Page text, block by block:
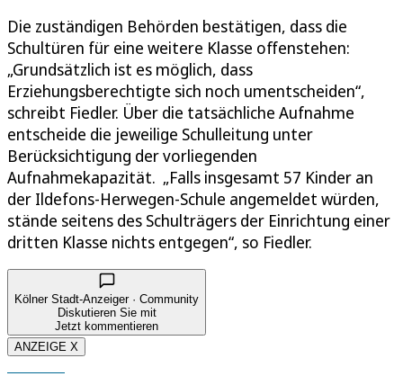
Die zuständigen Behörden bestätigen, dass die
Schultüren für eine weitere Klasse offenstehen:
„Grundsätzlich ist es möglich, dass
Erziehungsberechtigte sich noch umentscheiden“,
schreibt Fiedler. Über die tatsächliche Aufnahme
entscheide die jeweilige Schulleitung unter
Berücksichtigung der vorliegenden
Aufnahmekapazität. „Falls insgesamt 57 Kinder an
der Ildefons-Herwegen-Schule angemeldet würden,
stände seitens des Schulträgers der Einrichtung einer
dritten Klasse nichts entgegen“, so Fiedler.
Kölner Stadt-Anzeiger · Community
Diskutieren Sie mit
Jetzt kommentieren
ANZEIGE X